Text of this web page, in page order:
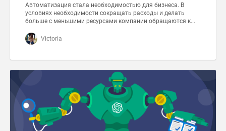
Автоматизация стала необходимостью для бизнеса. В
условиях необходимости сокращать расходы и делать
больше с меньшими ресурсами компании обращаются к...
Victoria